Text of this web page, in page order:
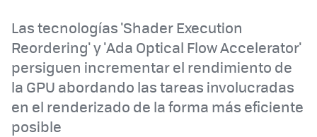
Las tecnologías 'Shader Execution
Reordering' y 'Ada Optical Flow Accelerator'
persiguen incrementar el rendimiento de
la GPU abordando las tareas involucradas
en el renderizado de la forma más eficiente
posible